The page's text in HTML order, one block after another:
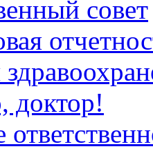
совет
доктор!